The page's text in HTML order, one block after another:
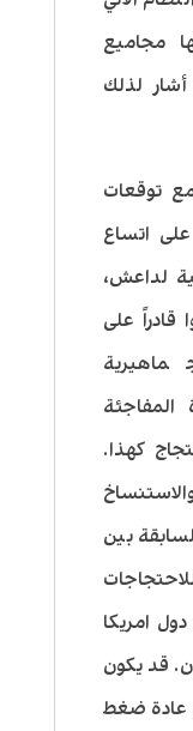
مجاميع
لذلك
توقعات
على اتساع
لداعش،
قادراً على
المفاجئة
كهذا.
بين
امريكا
قد يكون
عادة ضغط